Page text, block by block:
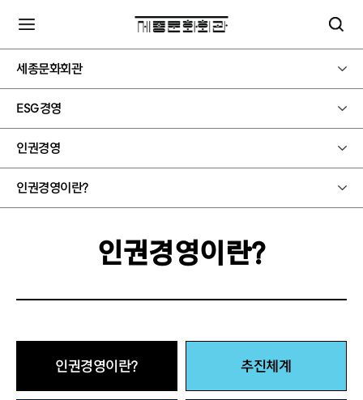
세종문화회관
ESG경영
인권경영
인권경영이란?
인권경영이란?
인권경영이란? 추진체계